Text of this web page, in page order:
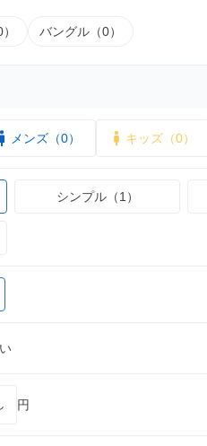
バングル（0）
メンズ（0） キッズ（0）
シンプル（1）
円